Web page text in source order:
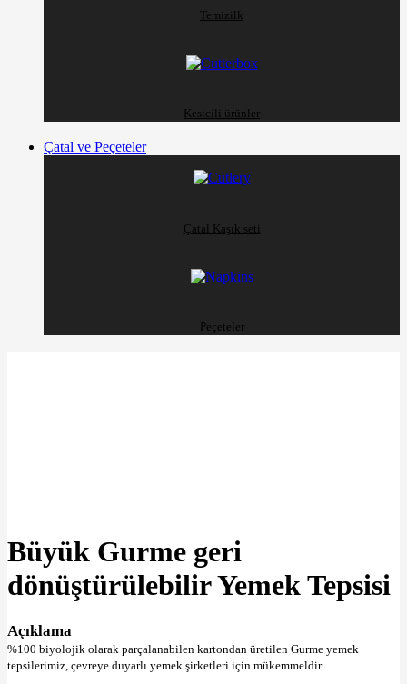
Temizilk
Kesicili ürünler
Çatal ve Peçeteler
Çatal Kaşık seti
Peçeteler
Büyük Gurme geri
dönüştürülebilir Yemek Tepsisi
Açıklama
%100 biyolojik olarak parçalanabilen kartondan üretilen Gurme yemek
tepsilerimiz, çevreye duyarlı yemek şirketleri için mükemmeldir.